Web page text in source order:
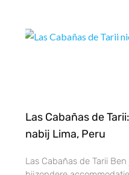
Las Cabañas de
nabij Lima, Peru
Las Cabañas de Tarii